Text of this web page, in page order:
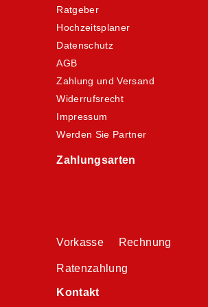
Ratgeber
Hochzeitsplaner
Datenschutz
AGB
Zahlung und Versand
Widerrufsrecht
Impressum
Werden Sie Partner
Zahlungsarten
Vorkasse Rechnung
Ratenzahlung
Kontakt